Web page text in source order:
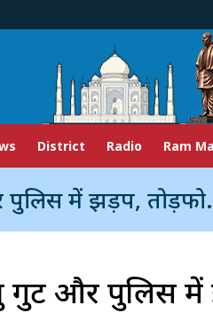
District Radio Ram
में झड़प, तोड़फोड़ का आरोप
गुट और पुलिस